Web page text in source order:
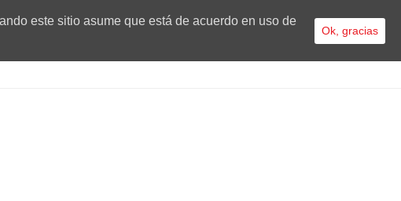
este sitio asume que está de acuerdo en uso de
Ok, gracias